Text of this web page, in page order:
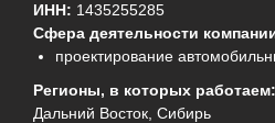
ИНН: 1435255285
Сфера деятельности
проектирование
Регионы, в которых работаем:
Дальний Восток, Сибирь